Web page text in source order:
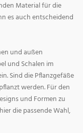
Material für die
es auch entscheidend
und außen
und Schalen im
Sind die Pflanzgefäße
werden. Für den
und Formen zu
die passende Wahl,